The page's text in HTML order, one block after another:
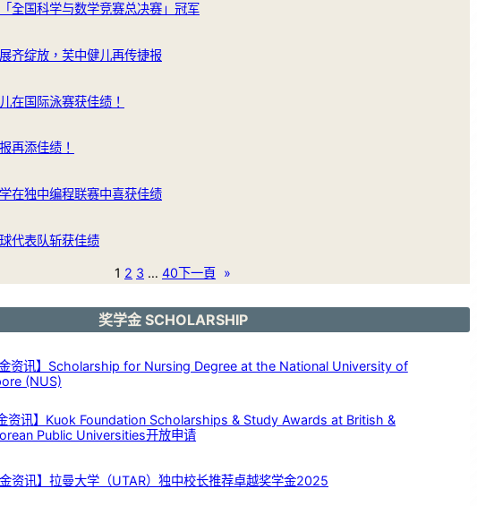
全国科学与数学竞赛总决赛」冠军
齐绽放，芙中健儿再传捷报
在国际泳赛获佳绩！
再添佳绩！
在独中编程联赛中喜获佳绩
代表队斩获佳绩
1 2 3 … 40下一頁 »
奖学金 SCHOLARSHIP
金资讯】Scholarship for Nursing Degree at the National University of
(NUS)
金资讯】Kuok Foundation Scholarships & Study Awards at British &
Public Universities开放申请
金资讯】拉曼大学（UTAR）独中校长推荐卓越奖学金2025